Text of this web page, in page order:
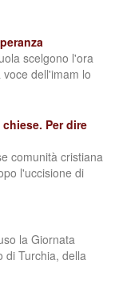
scelgono l'ora
dell'imam lo
Per dire
comunità cristiana
l'uccisione di
la Giornata
di Turchia, della